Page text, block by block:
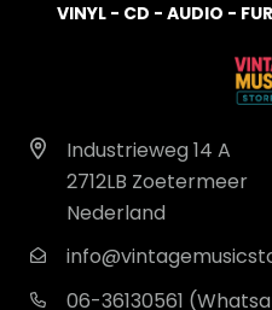
VINYL - CD - AUDIO -
Industrieweg 14 A
2712LB Zoetermeer
Nederland
06-36130561